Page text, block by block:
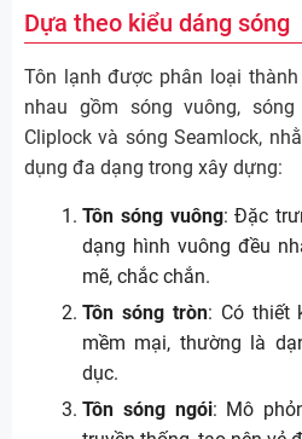
Dựa theo kiểu dáng sóng
Tôn lạnh được phân loại
nhau gồm sóng vuông,
Cliplock và sóng Seamlock,
dụng đa dạng trong xây dựng:
Tôn sóng vuông: Đặc
dạng hình vuông đều
mẽ, chắc chắn.
Tôn sóng tròn: Có thiết
mềm mại, thường là
dục.
Tôn sóng ngói: Mô